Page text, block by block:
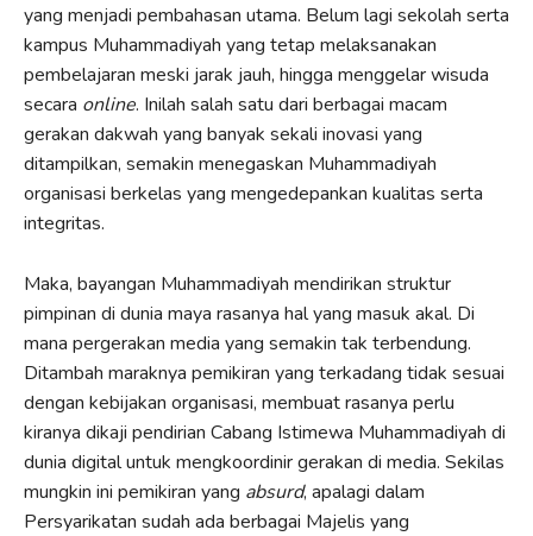
yang menjadi pembahasan utama. Belum lagi sekolah serta
kampus Muhammadiyah yang tetap melaksanakan
pembelajaran meski jarak jauh, hingga menggelar wisuda
secara online. Inilah salah satu dari berbagai macam
gerakan dakwah yang banyak sekali inovasi yang
ditampilkan, semakin menegaskan Muhammadiyah
organisasi berkelas yang mengedepankan kualitas serta
integritas.
Maka, bayangan Muhammadiyah mendirikan struktur
pimpinan di dunia maya rasanya hal yang masuk akal. Di
mana pergerakan media yang semakin tak terbendung.
Ditambah maraknya pemikiran yang terkadang tidak sesuai
dengan kebijakan organisasi, membuat rasanya perlu
kiranya dikaji pendirian Cabang Istimewa Muhammadiyah di
dunia digital untuk mengkoordinir gerakan di media. Sekilas
mungkin ini pemikiran yang absurd, apalagi dalam
Persyarikatan sudah ada berbagai Majelis yang